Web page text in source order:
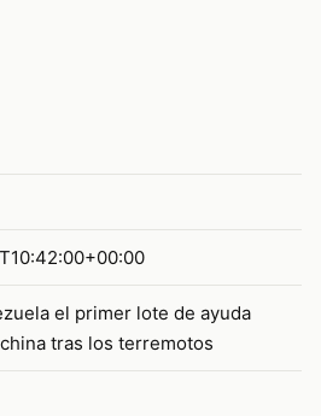
el primer lote de ayuda
tras los terremotos